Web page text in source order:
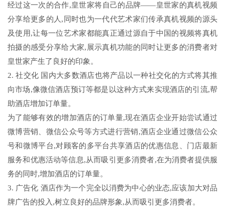
经过这一次的合作,皇世家将自己的品牌——皇世家的真机视频
分享给更多的人,同时也为一代代艺术家们传承真机视频的源头
及使用,让每一位艺术家都能真正通过源自于中国的视频将真机
拍摄的感受分享给大家,展示真机功能的同时让更多的消费者对
皇世家产生了良好的印象。
2. 社交化 国内大多数酒店也将产品以一种社交化的方式将其推
向市场,像微信酒店预订等都是以这种方式来实现酒店的引流,帮
助酒店增加订单量。
为了能够有效的增加酒店的订单量,现在酒店企业开始尝试通过
微博营销、微信公众号等方式进行营销,酒店企业通过微信公众
号和微博平台,对顾客的多平台共享酒店的优惠信息、门店最新
服务和优惠活动等信息,从而吸引更多消费者,在为消费者提供服
务的同时,增加酒店的订单量。
3. 广告化 酒店作为一个完全以消费为中心的业态,应该加大对品
牌广告的投入,树立良好的品牌形象,从而吸引更多消费者。